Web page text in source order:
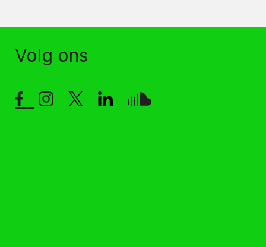
Volg ons